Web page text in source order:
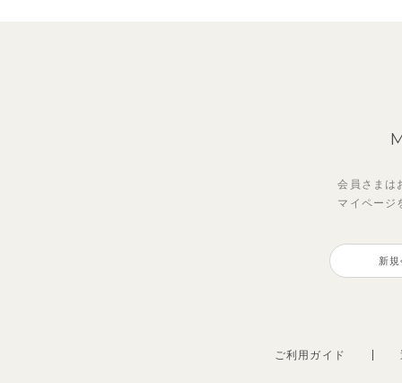
イ
プス
会員さまは
マイページ
新規
ご利用ガイド